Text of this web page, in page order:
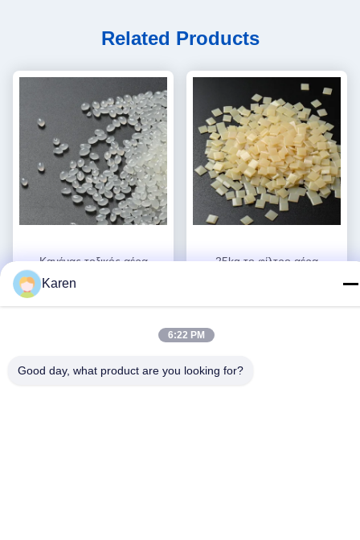
Related Products
Κανένας τοξικός αέρα
φίλτρων κόλλας
συγκολλητικός 25kg της EVA
Βρείτε την καλύτερη
25kg το φίλτρο αέρα
Βρείτε την καλύτερη
Karen
6:22 PM
Good day, what product are you looking for?